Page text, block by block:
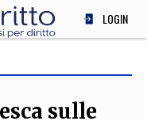
LOGIN
sulle